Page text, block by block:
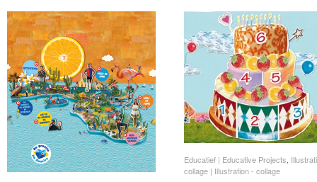
Educatief | Educative Projects
collage | Illustration - collage
Educatief | Educative Projects
collage | Illustration - collage